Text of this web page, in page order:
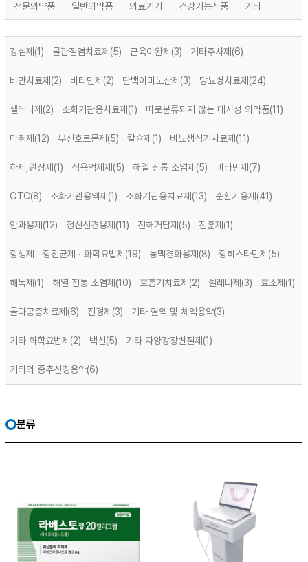
전문의약품 일반의약품 의료기기 건강기능식품 기타
강심제 (1) 골관절염치료제 (5) 근육이완제 (3) 기타주사제 (6)
비만치료제 (2) 비타민제 (2) 단백아미노산제 (3) 당뇨병치료제 (24)
셀레나제 (2) 소화기관용치료제 (1) 따로분류되지 않는 대사성 의약품(11)
마취제 (12) 부신호르몬제 (5) 칼슘제 (1) 비뇨생식기치료제 (11)
하제,완장제 (1) 식욕억제제 (5) 해열 진통 소염제 (5) 비타민제 (7)
OTC(8) 소화기관용액제 (1) 소화기관용치료제 (13) 순환기용제 (41)
안과용제 (12) 정신신경용제 (11) 진해거담제 (5) 진훈제 (1)
항생제 ∙ 항진균제 ∙ 화학요법제 (19) 동맥경화용제 (8) 항히스타민제 (5)
해독제 (1) 해열 진통 소염제 (10) 호흡기치료제 (2) 셀레나제 (3) 효소제 (1)
골다공증치료제 (6) 진경제 (3) 기타 혈액 및 체액용약(3)
기타 화학요법제 (2) 백신(5) 기타 자양강장변질제 (1)
기타의 중추신경용약(6)
분류